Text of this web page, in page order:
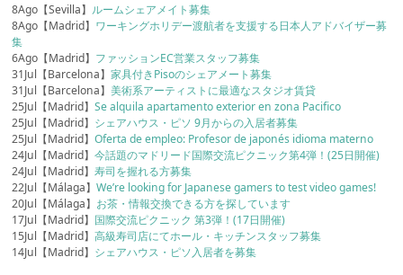
8Ago【Sevilla】 ルームシェアメイト募集
8Ago【Madrid】 ワーキングホリデー渡航者を支援する日本人アドバイザー募
集
6Ago【Madrid】 ファッションEC営業スタッフ募集
31Jul【Barcelona】家具付きPisoのシェアメート募集
31Jul【Barcelona】美術系アーティストに最適なスタジオ賃貸
25Jul【Madrid】Se alquila apartamento exterior en zona Pacifico
25Jul【Madrid】 シェアハウス・ピソ 9月からの入居者募集
25Jul【Madrid】Oferta de empleo: Profesor de japonés idioma materno
24Jul【Madrid】今話題のマドリード国際交流ピクニック第4弾！(25日開催)
24Jul【Madrid】寿司を握れる方募集
22Jul【Málaga】We’re looking for Japanese gamers to test video games!
20Jul【Málaga】 お茶・情報交換できる方を探しています
17Jul【Madrid】 国際交流ピクニック 第3弾！(17日開催)
15Jul【Madrid】高級寿司店にてホール・キッチンスタッフ募集
14Jul【Madrid】 シェアハウス・ピソ入居者を募集